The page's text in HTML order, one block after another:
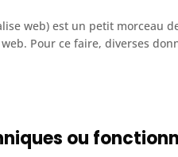
web) est un petit morceau
Pour ce faire, diverses
ou